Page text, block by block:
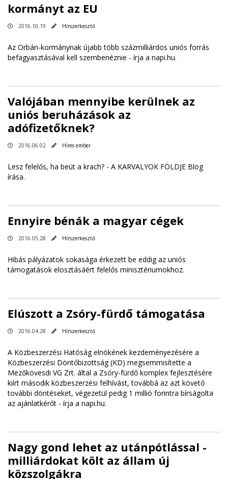
kormányt az EU
2016.10.19 Hírszerkesztő
Az Orbán-kormánynak újabb több százmilliárdos uniós forrás
befagyasztásával kell szembenéznie - írja a napi.hu.
Valójában mennyibe kerülnek az
uniós beruházások az
adófizetőknek?
2016.06.02 Híres ember
Lesz felelős, ha beüt a krach? - A KARVALYOK FÖLDJE Blog
írása.
Ennyire bénák a magyar cégek
2016.05.28 Hírszerkesztő
Hibás pályázatok sokasága érkezett be eddig az uniós
támogatások elosztásáért felelős minisztériumokhoz.
Elúszott a Zsóry-fürdő támogatása
2016.04.28 Hírszerkesztő
A Közbeszerzési Hatóság elnökének kezdeményezésére a
Közbeszerzési Döntőbizottság (KD) megsemmisítette a
Mezőkövesdi VG Zrt. által a Zsóry-fürdő komplex fejlesztésére
kiírt második közbeszerzési felhívást, továbbá az azt követő
további döntéseket, végezetül pedig 1 millió forintra bírságolta
az ajánlatkérőt - írja a napi.hu.
Nagy gond lehet az utánpótlással -
milliárdokat költ az állam új
közszolgákra